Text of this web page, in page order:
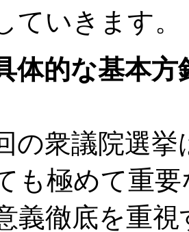
ていきます。
体的な基本方
の衆議院選挙
も極めて重
義徹底を重